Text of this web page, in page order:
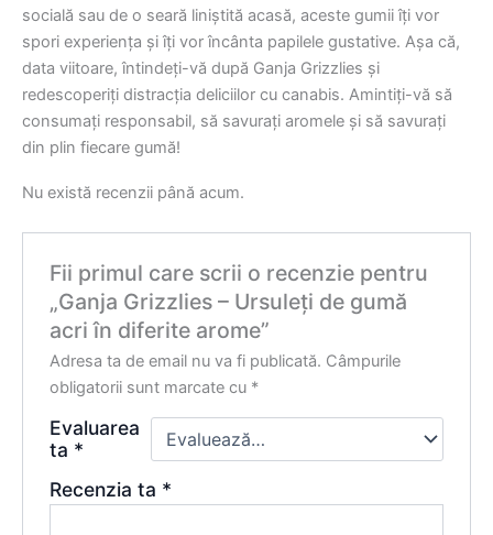
socială sau de o seară liniștită acasă, aceste gumii îți vor
spori experiența și îți vor încânta papilele gustative. Așa că,
data viitoare, întindeți-vă după Ganja Grizzlies și
redescoperiți distracția deliciilor cu canabis. Amintiți-vă să
consumați responsabil, să savurați aromele și să savurați
din plin fiecare gumă!
Nu există recenzii până acum.
Fii primul care scrii o recenzie pentru
„Ganja Grizzlies – Ursuleți de gumă
acri în diferite arome”
Adresa ta de email nu va fi publicată. Câmpurile
obligatorii sunt marcate cu *
Evaluarea
ta *
Recenzia ta *